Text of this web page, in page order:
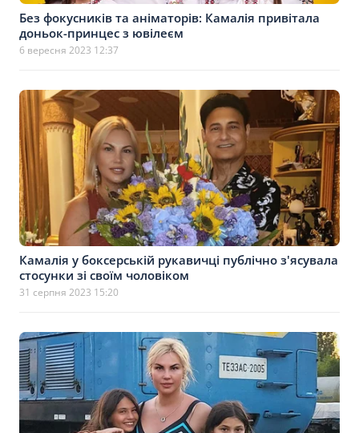
Без фокусників та аніматорів: Камалія привітала
доньок-принцес з ювілеєм
6 вересня 2023 12:37
Камалія у боксерській рукавичці публічно з'ясувала
стосунки зі своїм чоловіком
31 серпня 2023 15:20